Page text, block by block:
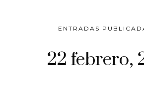
ENTRADAS
22 febrero,